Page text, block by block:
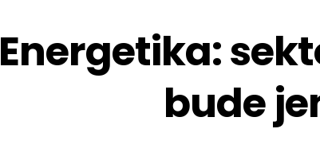
Energetika:
bude